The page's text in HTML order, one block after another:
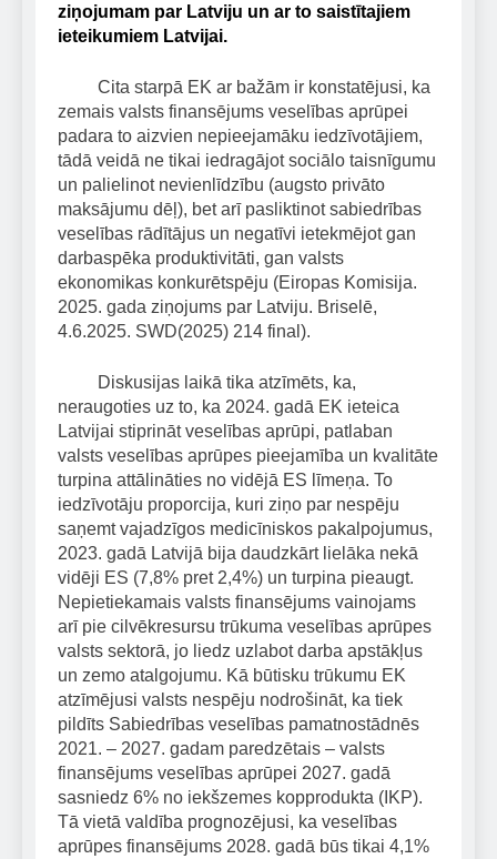
ziņojumam par Latviju un ar to saistītajiem
ieteikumiem Latvijai.
Cita starpā EK ar bažām ir konstatējusi, ka
zemais valsts finansējums veselības aprūpei
padara to aizvien nepieejamāku iedzīvotājiem,
tādā veidā ne tikai iedragājot sociālo taisnīgumu
un palielinot nevienlīdzību (augsto privāto
maksājumu dēļ), bet arī pasliktinot sabiedrības
veselības rādītājus un negatīvi ietekmējot gan
darbaspēka produktivitāti, gan valsts
ekonomikas konkurētspēju (Eiropas Komisija.
2025. gada ziņojums par Latviju. Briselē,
4.6.2025. SWD(2025) 214 final).
Diskusijas laikā tika atzīmēts, ka,
neraugoties uz to, ka 2024. gadā EK ieteica
Latvijai stiprināt veselības aprūpi, patlaban
valsts veselības aprūpes pieejamība un kvalitāte
turpina attālināties no vidējā ES līmeņa. To
iedzīvotāju proporcija, kuri ziņo par nespēju
saņemt vajadzīgos medicīniskos pakalpojumus,
2023. gadā Latvijā bija daudzkārt lielāka nekā
vidēji ES (7,8% pret 2,4%) un turpina pieaugt.
Nepietiekamais valsts finansējums vainojams
arī pie cilvēkresursu trūkuma veselības aprūpes
valsts sektorā, jo liedz uzlabot darba apstākļus
un zemo atalgojumu. Kā būtisku trūkumu EK
atzīmējusi valsts nespēju nodrošināt, ka tiek
pildīts Sabiedrības veselības pamatnostādnēs
2021. – 2027. gadam paredzētais – valsts
finansējums veselības aprūpei 2027. gadā
sasniedz 6% no iekšzemes kopprodukta (IKP).
Tā vietā valdība prognozējusi, ka veselības
aprūpes finansējums 2028. gadā būs tikai 4,1%